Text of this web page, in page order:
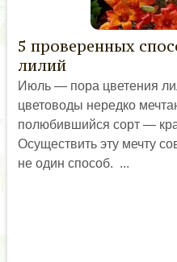
5 проверенных
лилий
Июль — пора цветения
цветоводы нередко
полюбившийся сорт —
Осуществить эту мечту
не один способ. ...